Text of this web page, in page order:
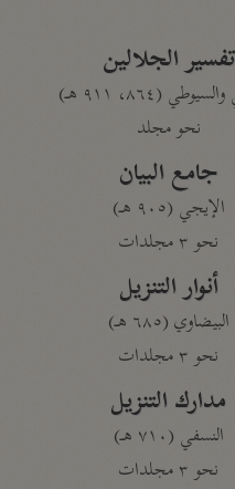
تفسير الجلالين
(٨٦٤، ٩١١ هـ)
نحو مجلد
جامع البيان
الإيجي (٩٠٥ هـ)
نحو ٣ مجلدات
أنوار التنزيل
البيضاوي (٦٨٥ هـ)
نحو ٣ مجلدات
مدارك التنزيل
النسفي (٧١٠ هـ)
نحو ٣ مجلدات